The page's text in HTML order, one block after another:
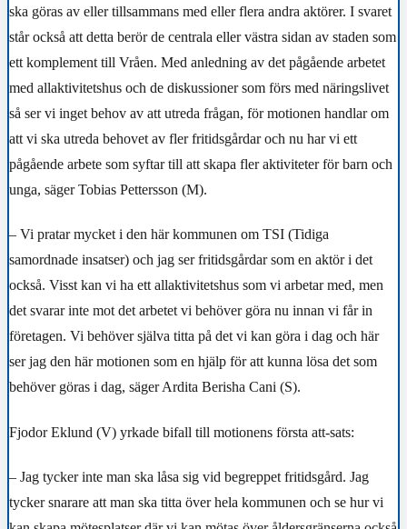
ska göras av eller tillsammans med eller flera andra aktörer. I svaret
står också att detta berör de centrala eller västra sidan av staden som
ett komplement till Vråen. Med anledning av det pågående arbetet
med allaktivitetshus och de diskussioner som förs med näringslivet
så ser vi inget behov av att utreda frågan, för motionen handlar om
att vi ska utreda behovet av fler fritidsgårdar och nu har vi ett
pågående arbete som syftar till att skapa fler aktiviteter för barn och
unga, säger Tobias Pettersson (M).
– Vi pratar mycket i den här kommunen om TSI (Tidiga
samordnade insatser) och jag ser fritidsgårdar som en aktör i det
också. Visst kan vi ha ett allaktivitetshus som vi arbetar med, men
det svarar inte mot det arbetet vi behöver göra nu innan vi får in
företagen. Vi behöver själva titta på det vi kan göra i dag och här
ser jag den här motionen som en hjälp för att kunna lösa det som
behöver göras i dag, säger Ardita Berisha Cani (S).
Fjodor Eklund (V) yrkade bifall till motionens första att-sats:
– Jag tycker inte man ska låsa sig vid begreppet fritidsgård. Jag
tycker snarare att man ska titta över hela kommunen och se hur vi